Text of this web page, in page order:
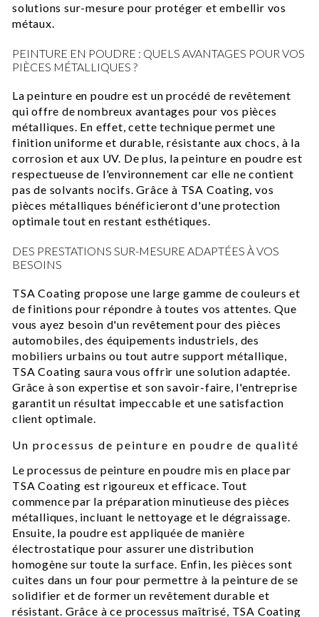
solutions sur-mesure pour protéger et embellir vos
métaux.
PEINTURE EN POUDRE : QUELS AVANTAGES POUR VOS
PIÈCES MÉTALLIQUES ?
La peinture en poudre est un procédé de revêtement
qui offre de nombreux avantages pour vos pièces
métalliques. En effet, cette technique permet une
finition uniforme et durable, résistante aux chocs, à la
corrosion et aux UV. De plus, la peinture en poudre est
respectueuse de l'environnement car elle ne contient
pas de solvants nocifs. Grâce à TSA Coating, vos
pièces métalliques bénéficieront d'une protection
optimale tout en restant esthétiques.
DES PRESTATIONS SUR-MESURE ADAPTÉES À VOS
BESOINS
TSA Coating propose une large gamme de couleurs et
de finitions pour répondre à toutes vos attentes. Que
vous ayez besoin d'un revêtement pour des pièces
automobiles, des équipements industriels, des
mobiliers urbains ou tout autre support métallique,
TSA Coating saura vous offrir une solution adaptée.
Grâce à son expertise et son savoir-faire, l'entreprise
garantit un résultat impeccable et une satisfaction
client optimale.
Un processus de peinture en poudre de qualité
Le processus de peinture en poudre mis en place par
TSA Coating est rigoureux et efficace. Tout
commence par la préparation minutieuse des pièces
métalliques, incluant le nettoyage et le dégraissage.
Ensuite, la poudre est appliquée de manière
électrostatique pour assurer une distribution
homogène sur toute la surface. Enfin, les pièces sont
cuites dans un four pour permettre à la peinture de se
solidifier et de former un revêtement durable et
résistant. Grâce à ce processus maîtrisé, TSA Coating